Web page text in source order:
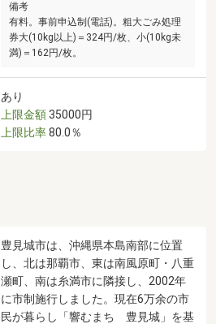
備考
有料。事前申込制(電話)。粗大ごみ処理
券大(10kg以上)＝324円/枚、小(10kg未
満)＝162円/枚。
あり
上限金額35000円
上限比率80.0％
豊見城市は、沖縄県本島南部に位置
し、北は那覇市、東は南風原町・八重
瀬町、南は糸満市に隣接し、2002年
に市制施行しました。現在6万余の市
民が暮らし「響むまち 豊見城」を基